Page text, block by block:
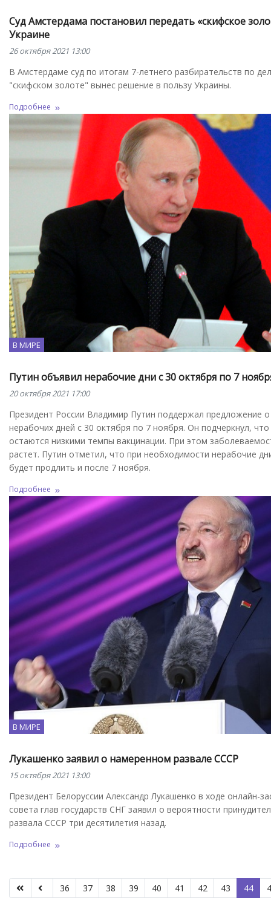
Суд Амстердама постановил передать «скифское
Украине
26 октября 2021 13:00
В Амстердаме суд по итогам 7-летнего разбирательств по
"скифском золоте" вынес решение в пользу Украины.
Подробнее
В МИРЕ
Путин объявил нерабочие дни с 30 октября по 7
20 октября 2021 17:00
Президент России Владимир Путин поддержал предложение
нерабочих дней с 30 октября по 7 ноября. Он подчеркнул,
остаются низкими темпы вакцинации. При этом
растет. Путин отметил, что при необходимости нерабочие
будет продлить и после 7 ноября.
Подробнее
В МИРЕ
Лукашенко заявил о намеренном развале СССР
15 октября 2021 13:00
Президент Белоруссии Александр Лукашенко в ходе онлайн-
совета глав государств СНГ заявил о вероятности
развала СССР три десятилетия назад.
Подробнее
36 37 38 39 40 41 42 43 44